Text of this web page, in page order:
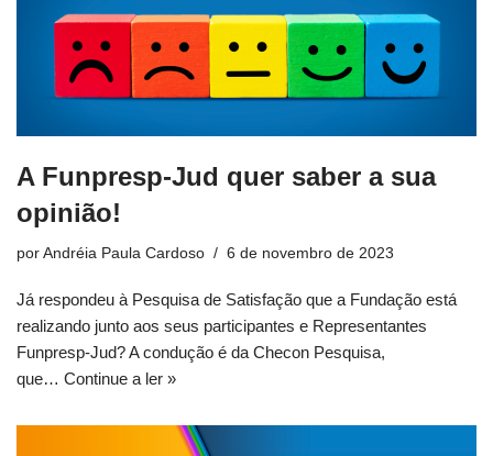
A Funpresp-Jud quer saber a sua
opinião!
por Andréia Paula Cardoso 6 de novembro de 2023
Já respondeu à Pesquisa de Satisfação que a Fundação está
realizando junto aos seus participantes e Representantes
Funpresp-Jud? A condução é da Checon Pesquisa,
que… Continue a ler »